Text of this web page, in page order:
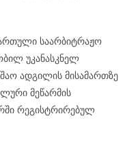
საარბიტრაჟო
უკანასკნელ
ადგილის მისამართზე
მეწარმის
რეგისტრირებულ